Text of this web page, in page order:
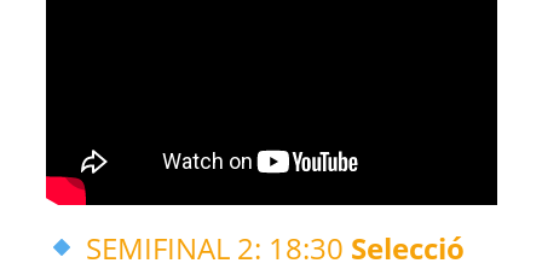
SEMIFINAL 2: 18:30 Selecció